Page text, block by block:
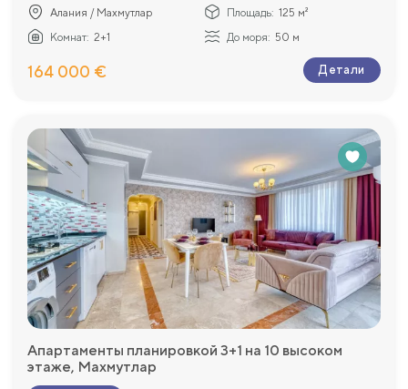
Алания / Махмутлар Площадь: 125 м²
Комнат: 2+1 До моря: 50 м
164 000 € Детали
Апартаменты планировкой 3+1 на 10 высоком
этаже, Махмутлар